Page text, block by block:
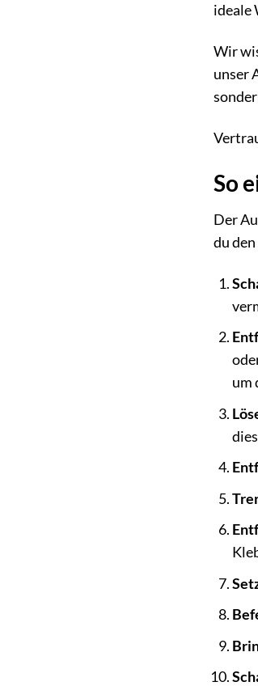
ideale
Wir
unser
So
Der
du
um